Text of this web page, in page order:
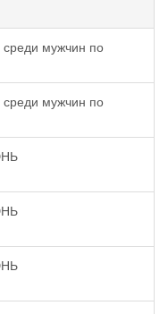
мужчин по
мужчин по